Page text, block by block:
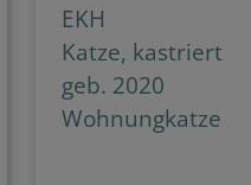
EKH
Katze, kastriert
geb. 2020
Wohnungkatze